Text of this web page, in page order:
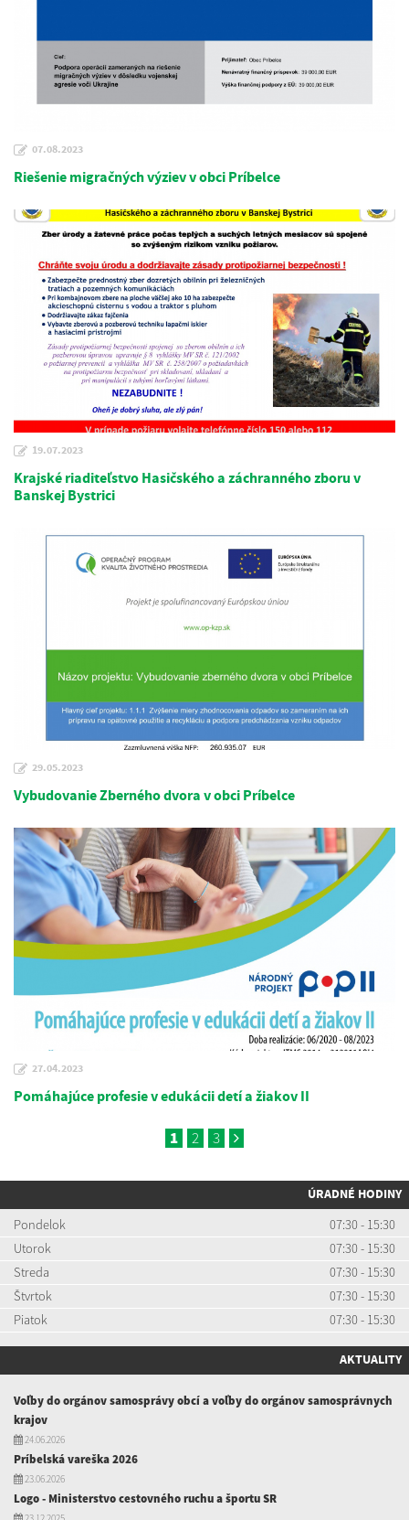
07.08.2023
Riešenie migračných výziev v obci Príbelce
19.07.2023
Krajské riaditeľstvo Hasičského a záchranného zboru v
Banskej Bystrici
29.05.2023
Vybudovanie Zberného dvora v obci Príbelce
27.04.2023
Pomáhajúce profesie v edukácii detí a žiakov II
1 2 3
ÚRADNÉ HODINY
Pondelok
07:30 - 15:30
Utorok
07:30 - 15:30
Streda
07:30 - 15:30
Štvrtok
07:30 - 15:30
Piatok
07:30 - 15:30
AKTUALITY
Voľby do orgánov samosprávy obcí a voľby do orgánov samosprávnych
krajov
24.06.2026
Príbelská vareška 2026
23.06.2026
Logo - Ministerstvo cestovného ruchu a športu SR